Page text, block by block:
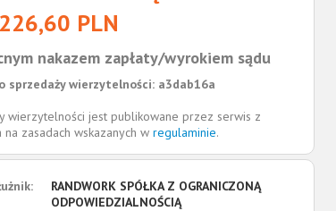
PLN
nakazem zapłaty/wyrokiem sądu
sprzedaży wierzytelności: a3dab16a
wierzytelności jest publikowane przez serwis z
zasadach wskazanych w regulaminie.
RANDWORK SPÓŁKA Z OGRANICZONĄ
ODPOWIEDZIALNOŚCIĄ